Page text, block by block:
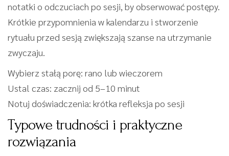
notatki o odczuciach po sesji, by obserwować postępy.
Krótkie przypomnienia w kalendarzu i stworzenie
rytuału przed sesją zwiększają szanse na utrzymanie
zwyczaju.
Wybierz stałą porę: rano lub wieczorem
Ustal czas: zacznij od 5–10 minut
Notuj doświadczenia: krótka refleksja po sesji
Typowe trudności i praktyczne
rozwiązania